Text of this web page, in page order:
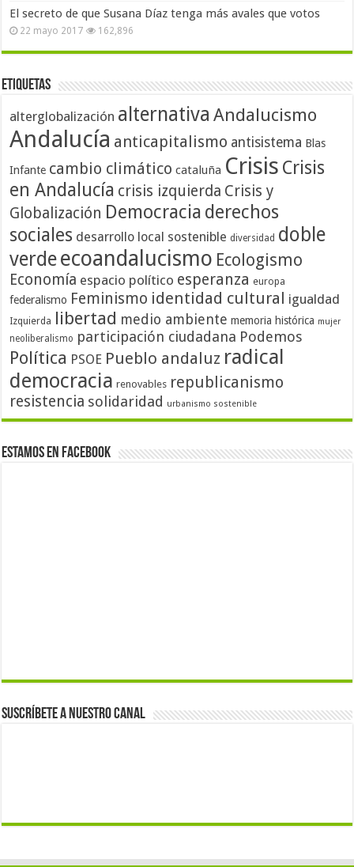
El secreto de que Susana Díaz tenga más avales que votos
22 mayo 2017 162,896
Etiquetas
alterglobalización alternativa Andalucismo
Andalucía anticapitalismo antisistema Blas
Infante cambio climático cataluña Crisis Crisis
en Andalucía crisis izquierda Crisis y
Globalización Democracia derechos
sociales desarrollo local sostenible diversidad doble
verdeecoandalucismo Ecologismo
Economía espacio político esperanza europa
federalismo Feminismo identidad cultural igualdad
Izquierda libertad medio ambiente memoria histórica mujer
neoliberalismo participación ciudadana Podemos
Política PSOE Pueblo andaluz radical
democracia renovables republicanismo
resistencia solidaridad urbanismo sostenible
Estamos en Facebook
Suscríbete a nuestro canal